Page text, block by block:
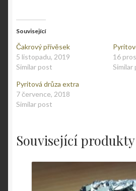
Související
Čakrový přívěsek
5 listopadu, 2019
Similar post
16
Similar
Pyritová drůza extra
7 července, 2018
Similar post
Související produkty